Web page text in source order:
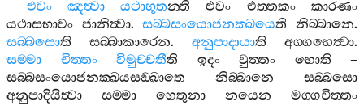
එවං
ඤත්‍වා යථාභූතන‍්ති එවං එත‍්තකං
කාරණං
යථාසභාවං ජානිත්‍වා.සබ‍්බසංයොජනක‍්ඛයෙති නිබ‍්බානෙ.
සබ‍්බසොති සබ‍්බාකාරෙන. අනුපාදායාති අග‍්ගහෙත්‍වා.
සම‍්මා
චිත‍්තං විමුච‍්චතීති ඉදං වුත‍්තං හොති –
සබ‍්බසංයොජනක‍්ඛයසඞ‍්ඛාතෙ
නිබ‍්බානෙ
සබ‍්බසො
අනුපාදියිත්‍වා
සම‍්මා හෙතුනා නයෙන මග‍්ගචිත‍්තං